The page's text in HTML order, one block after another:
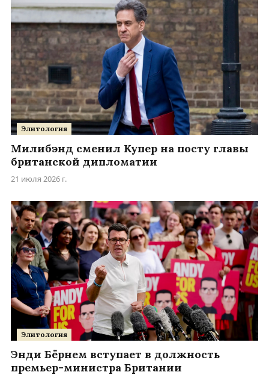
Элитология
Милибэнд сменил Купер на посту главы
британской дипломатии
21 июля 2026 г.
Элитология
Энди Бёрнем вступает в должность
премьер-министра Британии